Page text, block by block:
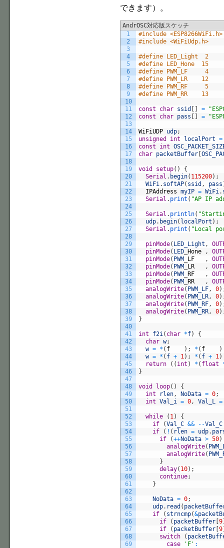
できます）。
AndrOSC対応版スケッチ
1
2
3
4
5
6
7
8
9
10
11
12
13
14
15
16
17
18
19
20
21
22
23
24
25
26
27
28
29
30
31
32
33
34
35
36
37
38
39
40
41
42
43
44
45
46
47
48
49
50
51
52
53
54
55
56
57
58
59
60
61
62
63
64
65
66
67
68
69
#include <ESP8266WiFi.h>
#include <WiFiUdp.h>
#define LED_Light  2
#define LED_Hone  15
#define PWM_LF     4
#define PWM_LR    12
#define PWM_RF     5
#define PWM_RR    13
const char ssid [ ] =
const
char pass [ ] =
WiFiUDP udp;
unsigned
int localPort =
const
int
char packetBuffer [
void setup( )
{
Serial . begin( 115200) ;
WiFi . softAP( ssid , pass
IPAddress myIP = WiFi .
Serial . print ( "AP IP
Serial . println(
udp. begin( localPort ) ;
Serial . print ( "Local
pinMode( LED_Light ,
pinMode( LED Hone ,
pinMode( PWM LF ,
pinMode( PWM LR ,
pinMode( PWM RF ,
pinMode( PWM RR ,
analogWrite( PWM_LF , 0)
analogWrite( PWM_LR , 0)
analogWrite( PWM_RF , 0)
analogWrite( PWM_RR , 0)
}
int f2i ( char *f)
{
char w;
w = * ( f ) ; * ( f
)
w = * ( f + 1 ) ; * ( f + 1 )
return
( ( int ) * ( float
}
void loop( )
{
int
rlen , NoData = 0;
int Val_i = 0 , Val_L =
while ( 1 )
{
if
(Val_C && --Val_C
if
( ! ( rlen = udp.
if
(++NoData > 50)
analogWrite(
analogWrite(
}
delay( 10) ;
continue;
}
NoData = 0;
udp. read (
if
( strncmp(&
if
( packetBuffer [9
if
( packetBuffer [9
switch
(
case
'F' :